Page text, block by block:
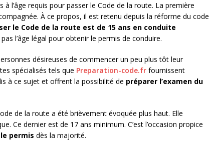
à l’âge requis pour passer le Code de la route. La première
À ce propos, il est retenu depuis la réforme du code
le Code de la route est de 15 ans en conduite
l’âge légal pour obtenir le permis de conduire.
désireuses de commencer un peu plus tôt leur
spécialisés tels que Preparation-code.fr fournissent
à ce sujet et offrent la possibilité de préparer l’examen du
de la route a été brièvement évoquée plus haut. Elle
Ce dernier est de 17 ans minimum. C’est l’occasion propice
permis dès la majorité.